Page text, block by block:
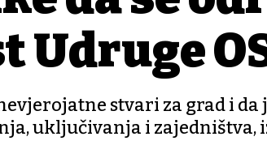
Udruge
stvari za grad i
uključivanja i zajedništva,